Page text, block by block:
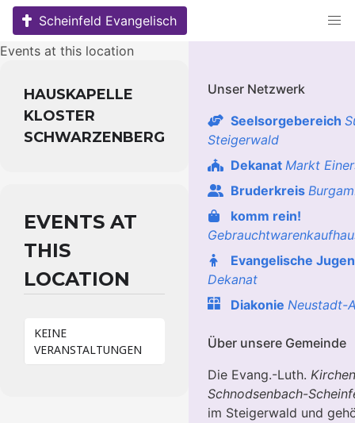
Skip
content
Scheinfeld Evangelisch
Events at this location
HAUSKAPELLE
KLOSTER
SCHWARZENBERG
EVENTS AT
THIS
LOCATION
KEINE
VERANSTALTUNGEN
Unser Netzwerk
Seelsorgebereich
Steigerwald
Dekanat Markt
Bruderkreis
komm rein!
Evangelische
Dekanat
Diakonie Neustadt-
Über unsere Gemeinde
Die Evang.-Luth.
Schnodsenbach-
im Steigerwald und